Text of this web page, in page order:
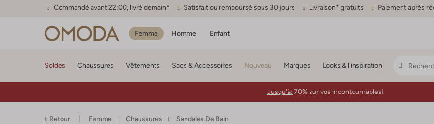
Commandé avant 22:00, livré demain* Satisfait ou remboursé sous 30 jours Livraison* gratuits Paiement après
Femme Homme Enfant
Soldes Chaussures Vêtements Sacs & Accessoires Nouveau Marques Looks & l'inspiration
Jusqu'à: 70% sur vos incontournables!
Retour Femme Chaussures Sandales De Bain